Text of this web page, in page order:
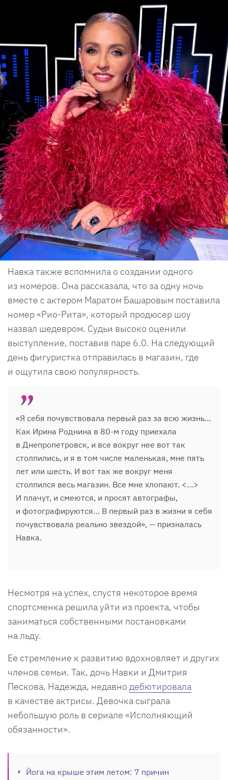
Навка также вспомнила о создании одного
из номеров. Она рассказала, что за одну ночь
вместе с актером Маратом Башаровым поставила
номер «Рио-Рита», который продюсер шоу
назвал шедевром. Судьи высоко оценили
выступление, поставив паре 6.0. На следующий
день фигуристка отправилась в магазин, где
и ощутила свою популярность.
«Я себя почувствовала первый раз за всю жизнь…
Как Ирина Роднина в 80-м году приехала
в Днепропетровск, и все вокруг нее вот так
столпились, и я в том числе маленькая, мне пять
лет или шесть. И вот так же вокруг меня
столпился весь магазин. Все мне хлопают. <…>
И плачут, и смеются, и просят автографы,
и фотографируются… В первый раз в жизни я себя
почувствовала реально звездой», — призналась
Навка.
Несмотря на успех, спустя некоторое время
спортсменка решила уйти из проекта, чтобы
заниматься собственными постановками
на льду.
Ее стремление к развитию вдохновляет и других
членов семьи. Так, дочь Навки и Дмитрия
Пескова, Надежда, недавно дебютировала
в качестве актрисы. Девочка сыграла
небольшую роль в сериале «Исполняющий
обязанности».
Йога на крыше этим летом: 7 причин